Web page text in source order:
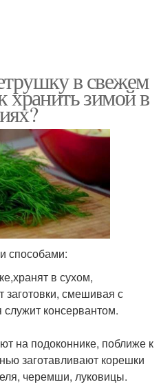
в свежем
хранить зимой в
способами:
в сухом,
смешивая с
консервантом.
на подоконнике, поближе к
заготавливают корешки
черемши, луковицы.